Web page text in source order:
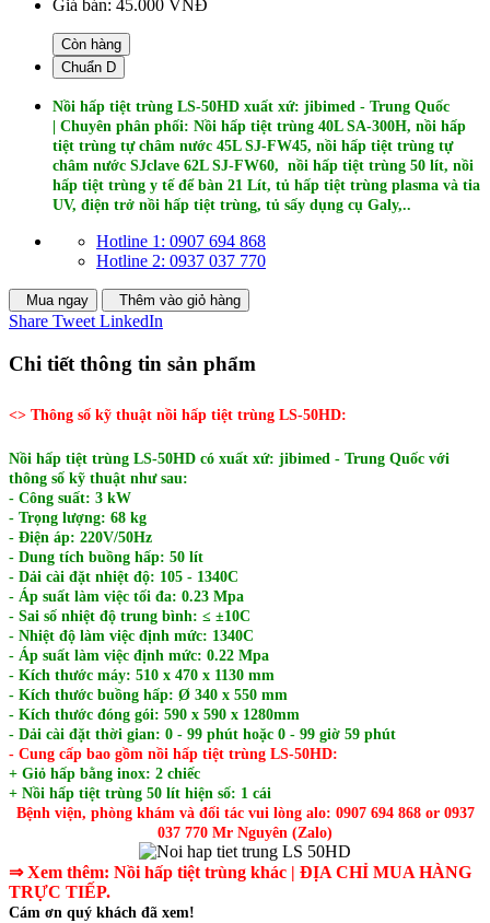
Giá bán: 45.000 VNĐ
Còn hàng
Chuẩn D
Nồi hấp tiệt trùng LS-50HD xuất xứ: jibimed - Trung Quốc
| Chuyên phân phối: Nồi hấp tiệt trùng 40L SA-300H, nồi hấp
tiệt trùng tự châm nước 45L SJ-FW45, nồi hấp tiệt trùng tự
châm nước SJclave 62L SJ-FW60, nồi hấp tiệt trùng 50 lít, nồi
hấp tiệt trùng y tế để bàn 21 Lít, tủ hấp tiệt trùng plasma và tia
UV, điện trở nồi hấp tiệt trùng, tủ sấy dụng cụ Galy,..
Hotline 1: 0907 694 868
Hotline 2: 0937 037 770
Mua ngay Thêm vào giỏ hàng
Share Tweet LinkedIn
Chi tiết thông tin sản phẩm
<> Thông số kỹ thuật nồi hấp tiệt trùng LS-50HD:
Nồi hấp tiệt trùng LS-50HD có xuất xứ: jibimed - Trung Quốc với
thông số kỹ thuật như sau:
- Công suất: 3 kW
- Trọng lượng: 68 kg
- Điện áp: 220V/50Hz
- Dung tích buồng hấp: 50 lít
- Dải cài đặt nhiệt độ: 105 - 1340C
- Áp suất làm việc tối đa: 0.23 Mpa
- Sai số nhiệt độ trung bình: ≤ ±10C
- Nhiệt độ làm việc định mức: 1340C
- Áp suất làm việc định mức: 0.22 Mpa
- Kích thước máy: 510 x 470 x 1130 mm
- Kích thước buồng hấp: Ø 340 x 550 mm
- Kích thước đóng gói: 590 x 590 x 1280mm
- Dải cài đặt thời gian: 0 - 99 phút hoặc 0 - 99 giờ 59 phút
- Cung cấp bao gồm nồi hấp tiệt trùng LS-50HD:
+ Giỏ hấp bằng inox: 2 chiếc
+ Nồi hấp tiệt trùng 50 lít hiện số: 1 cái
Bệnh viện, phòng khám và đối tác vui lòng alo: 0907 694 868 or 0937
037 770 Mr Nguyên (Zalo)
⇒ Xem thêm: Nồi hấp tiệt trùng khác | ĐỊA CHỈ MUA HÀNG
TRỰC TIẾP.
Cám ơn quý khách đã xem!